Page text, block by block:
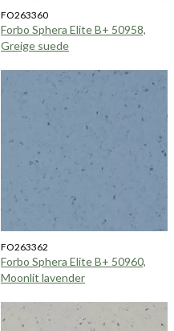
FO263360
Forbo Sphera Elite B+ 50958,
Greige suede
FO263362
Forbo Sphera Elite B+ 50960,
Moonlit lavender